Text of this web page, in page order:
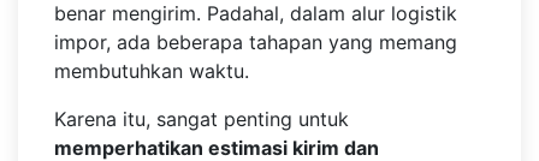
benar mengirim. Padahal, dalam alur logistik
impor, ada beberapa tahapan yang memang
membutuhkan waktu.
Karena itu, sangat penting untuk
memperhatikan estimasi kirim dan